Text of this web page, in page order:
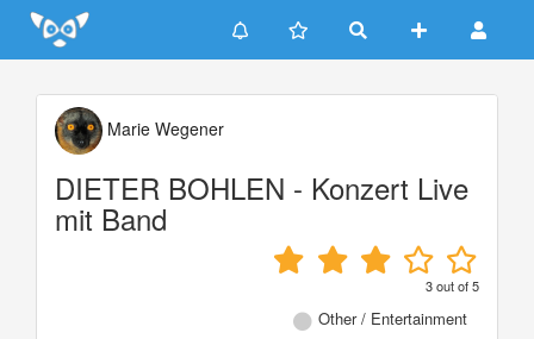
Update cookies preferences
Marie Wegener
DIETER BOHLEN - Konzert Live
mit Band
3out of5
Other / Entertainment